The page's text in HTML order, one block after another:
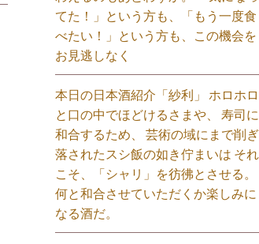
てた！」という方も、「もう一度食
べたい！」という方も、この機会を
お見逃しなく⁡
本日の日本酒紹介「紗利」 ホロホロ
と口の中でほどけるさまや、 寿司に
和合するため、 芸術の域にまで削ぎ
落されたスシ飯の如き佇まいは それ
こそ、「シャリ」を彷彿とさせる。
何と和合させていただくか楽しみに
なる酒だ。⁡